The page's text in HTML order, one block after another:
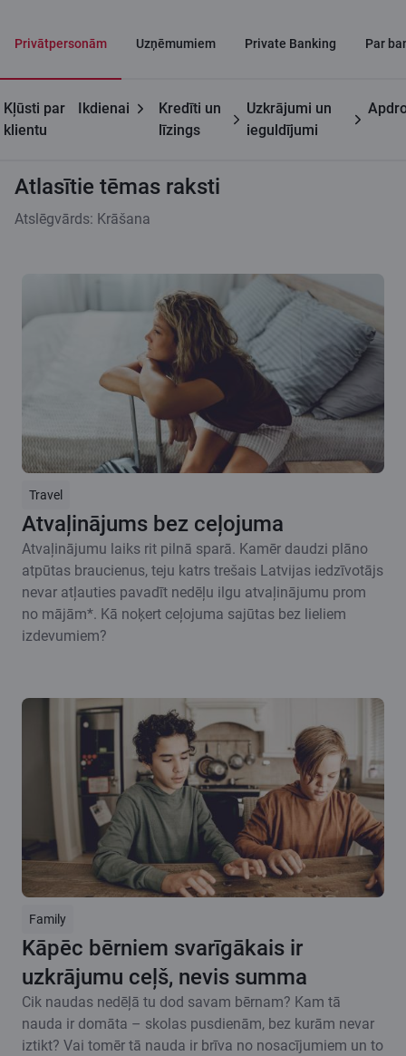
Privātpersonām Uzņēmumiem Private Banking Par
Kļūsti par
klientu
Ikdienai
Kredīti un
līzings
Uzkrājumi un
ieguldījumi
Citadeles blogs Atlasītie tēmas raksti
Atlasītie tēmas raksti
Atslēgvārds: Krāšana
Travel
Atvaļinājums bez ceļojuma
Atvaļinājumu laiks rit pilnā sparā. Kamēr daudzi plāno
atpūtas braucienus, teju katrs trešais Latvijas iedzīvotājs
nevar atļauties pavadīt nedēļu ilgu atvaļinājumu prom
no mājām*. Kā noķert ceļojuma sajūtas bez lieliem
izdevumiem?
Family
Kāpēc bērniem svarīgākais ir
uzkrājumu ceļš, nevis summa
Cik naudas nedēļā tu dod savam bērnam? Kam tā
nauda ir domāta – skolas pusdienām, bez kurām nevar
iztikt? Vai tomēr tā nauda ir brīva no nosacījumiem un to